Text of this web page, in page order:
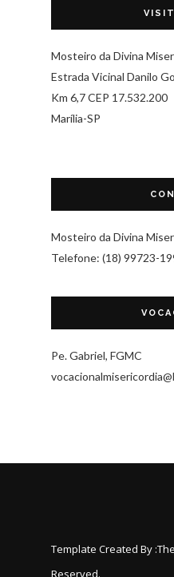
Mosteiro da Divina
Estrada Vicinal Danilo
Km 6,7 CEP 17.532.200
Marília-SP
Mosteiro da Divina
Telefone: (18) 99723-
Pe. Gabriel, FGMC
Template Created By :
Reserved.